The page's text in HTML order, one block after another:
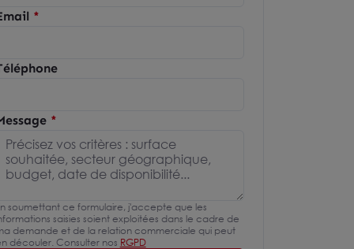
soumettant ce formulaire, j'accepte que les
saisies soient exploitées dans le cadre de
demande et de la relation commerciale qui peut
découler. Consulter nos RGPD